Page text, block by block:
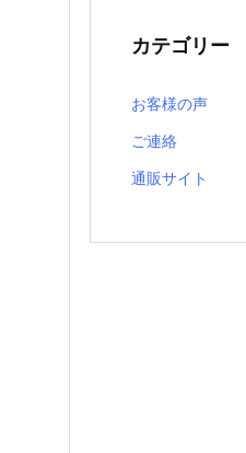
カテゴリー
お客様の声
ご連絡
通販サイト